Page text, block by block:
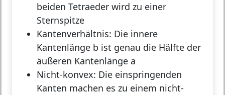
beiden Tetraeder wird zu einer
Sternspitze
Kantenverhältnis: Die innere
Kantenlänge b ist genau die Hälfte der
äußeren Kantenlänge a
Nicht-konvex: Die einspringenden
Kanten machen es zu einem nicht-